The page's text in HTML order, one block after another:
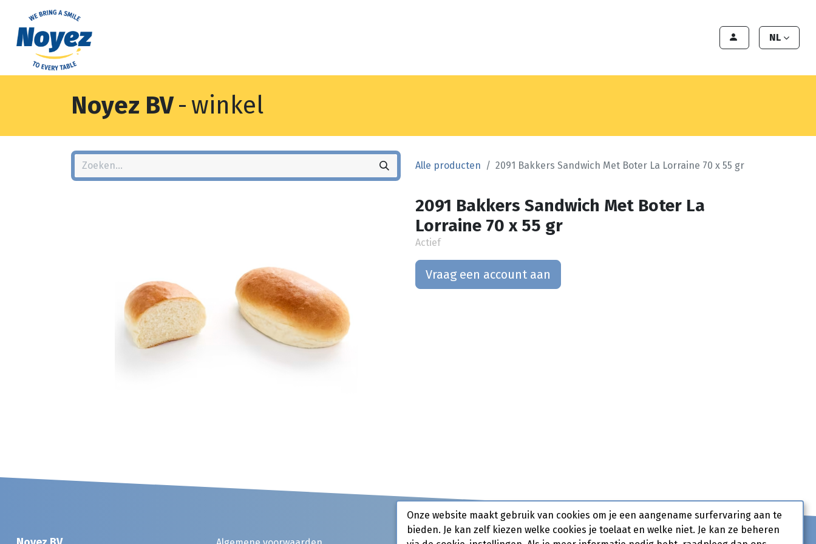
NL
Noyez BV- winkel
Alle producten 2091 Bakkers Sandwich Met Boter La Lorraine 70 x 55 gr
2091 Bakkers Sandwich Met Boter La
Lorraine 70 x 55 gr
Actief
Vraag een account aan
Onze website maakt gebruik van cookies om je een aangename surfervaring aan te
bieden. Je kan zelf kiezen welke cookies je toelaat en welke niet. Je kan ze beheren